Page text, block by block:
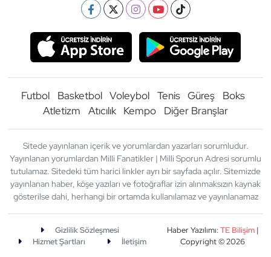
Futbol Basketbol Voleybol Tenis Güreş
Boks
Atletizm
Atıcılık Kempo Diğer Branşlar
Sitede yayınlanan içerik ve yorumlardan yazarları sorumludur.
Yayınlanan yorumlardan Milli Fanatikler | Milli Sporun Adresi sorumlu
tutulamaz. Sitedeki tüm harici linkler ayrı bir sayfada açılır. Sitemizde
yayınlanan haber, köşe yazıları ve fotoğraflar izin alınmaksızın kaynak
gösterilse dahi, herhangi bir ortamda kullanılamaz ve yayınlanamaz
Gizlilik Sözleşmesi
Hizmet Şartları
İletişim
Haber Yazılımı:TE Bilişim|
Copyright © 2026